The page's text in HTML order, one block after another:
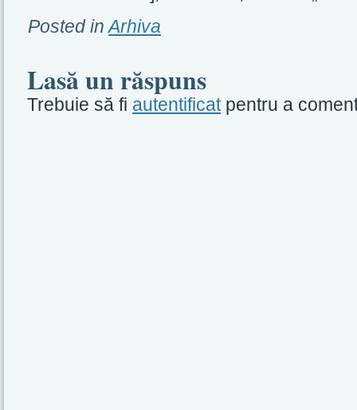
Posted in Arhiva
Lasă un răspuns
Trebuie să fi autentificatpentru a